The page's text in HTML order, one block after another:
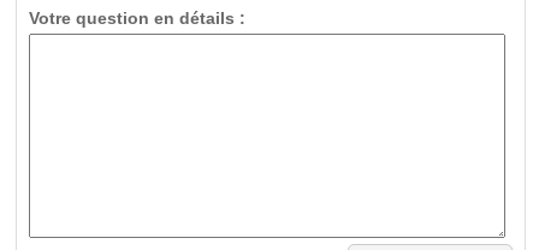
Votre question en détails :